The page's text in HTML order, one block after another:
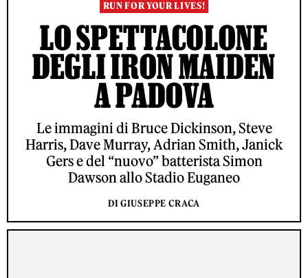
RUN FOR YOUR LIVES!
LO SPETTACOLONE
DEGLI IRON MAIDEN
A PADOVA
Le immagini di Bruce Dickinson, Steve
Harris, Dave Murray, Adrian Smith, Janick
Gers e del “nuovo” batterista Simon
Dawson allo Stadio Euganeo
DI GIUSEPPE CRACA